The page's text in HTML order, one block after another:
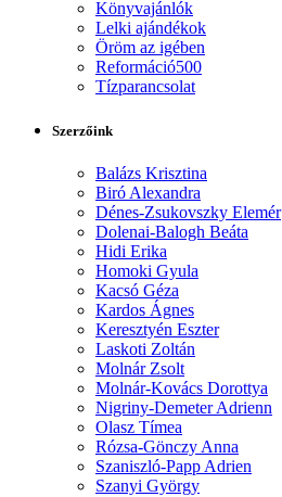
Könyvajánlók
Lelki ajándékok
Öröm az igében
Reformáció500
Tízparancsolat
Szerzőink
Balázs Krisztina
Biró Alexandra
Dénes-Zsukovszky Elemér
Dolenai-Balogh Beáta
Hidi Erika
Homoki Gyula
Kacsó Géza
Kardos Ágnes
Keresztyén Eszter
Laskoti Zoltán
Molnár Zsolt
Molnár-Kovács Dorottya
Nigriny-Demeter Adrienn
Olasz Tímea
Rózsa-Gönczy Anna
Szaniszló-Papp Adrien
Szanyi György